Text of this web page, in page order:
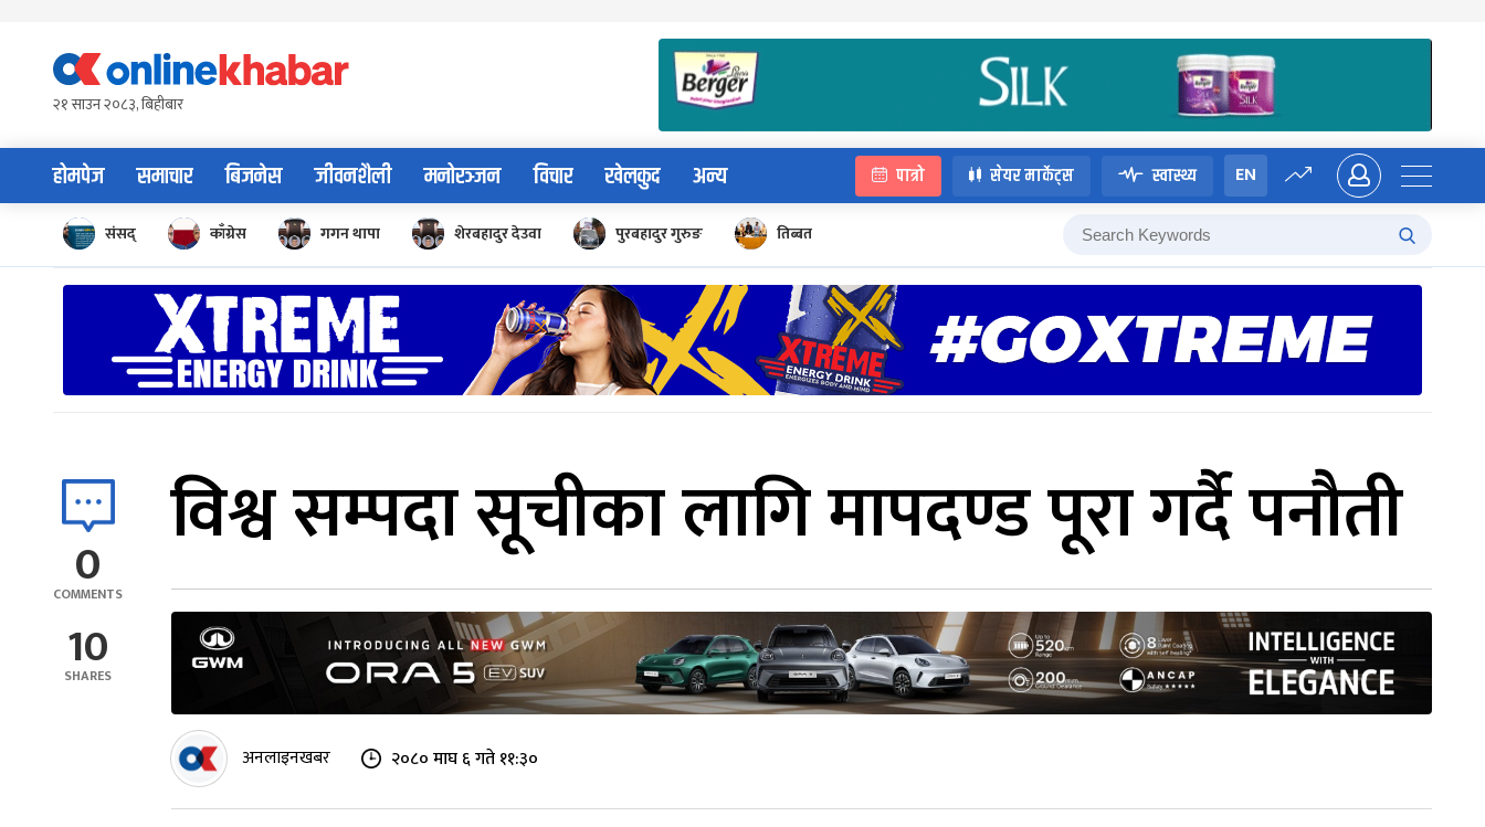
content२१ साउन २०८३, बिहीबार
होमपेज समाचार बिजनेस जीवनशैली मनोरञ्जन विचार खेलकुद अन्य पात्रो सेयर मार्केट्स स्वास्थ्य EN
संसद् काँग्रेस गगन थापा शेरबहादुर देउवा पुरबहादुर गुरुङ तिब्बत
0
COMMENTS
10
SHARES
विश्व सम्पदा सूचीका लागि मापदण्ड पूरा गर्दै पनौती
अनलाइनखबर २०८० माघ ६ गते ११:३०